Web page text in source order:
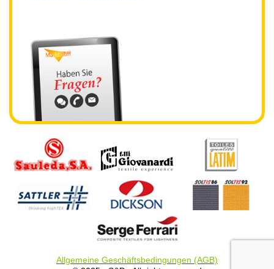
Allgemeine Geschäftsbedingungen (AGB)